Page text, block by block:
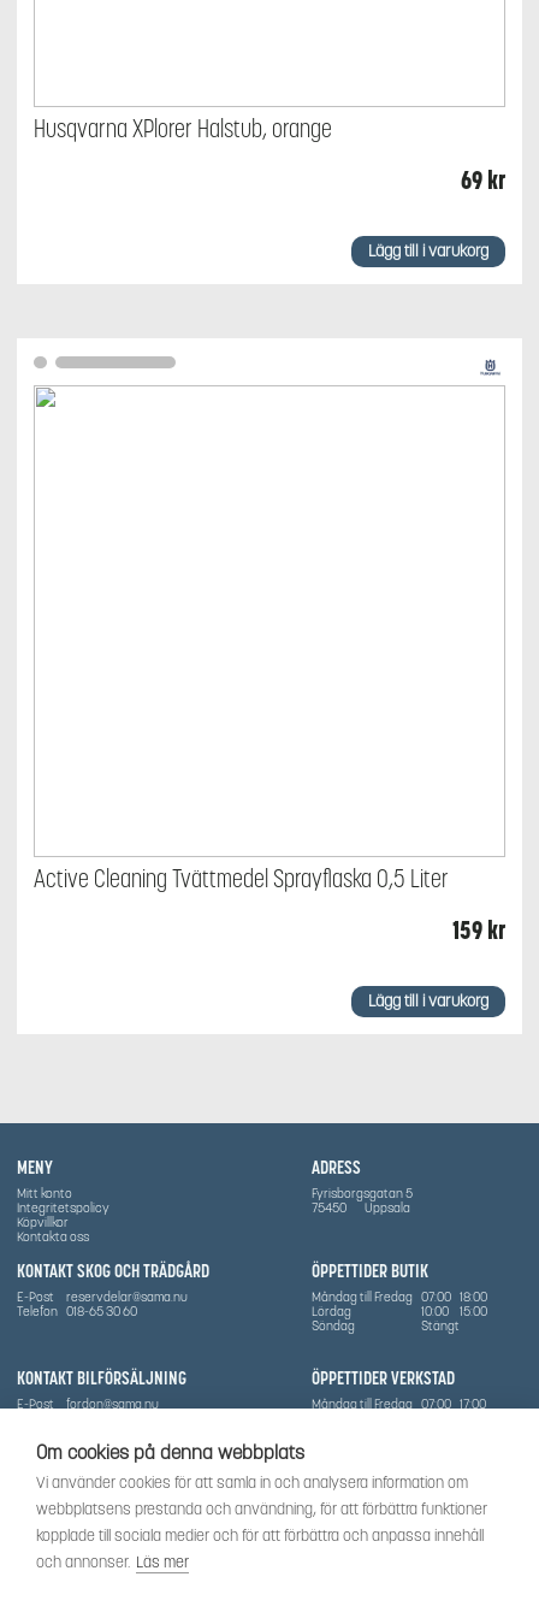
Om cookies på denna webbplats
Vi använder cookies för att samla in och analysera information om
webbplatsens prestanda och användning, för att förbättra funktioner
kopplade till sociala medier och för att förbättra och anpassa innehåll
och annonser. Läs mer
Husqvarna XPlorer Halstub, orange
69kr
Lägg till i varukorg
Active Cleaning Tvättmedel Sprayflaska 0,5 Liter
159kr
Lägg till i varukorg
MENY
Mitt konto
Integritetspolicy
Köpvillkor
Kontakta oss
ÖPPETTIDER BUTIK
Måndag till Fredag 07:00 18:00
Lördag
10:00
15:00
Söndag
Stängt
ÖPPETTIDER VERKSTAD
Måndag till Fredag 07:00 17:00
ADRESS
Fyrisborgsgatan 5
75450
Uppsala
KONTAKT SKOG OCH TRÄDGÅRD
E-Post
reservdelar@sama.nu
Telefon 018-65 30 60
KONTAKT BILFÖRSÄLJNING
E-Post
fordon@sama.nu
Vi har sedan 1970-talet levererat skog-och trädgårdsprodukter till Uppsala med omnejd. Vi
har idag även ett brett utbud av dessa produkter samt BRP:s produktsortiment, gällande
Can-Am, Sea-Doo.
Vi är certifierad serviceverkstad.
SOCIALT